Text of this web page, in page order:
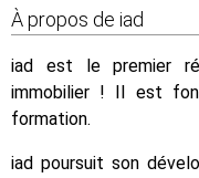
À propos de iad
iad est le premier
immobilier ! Il est
formation.
iad poursuit son